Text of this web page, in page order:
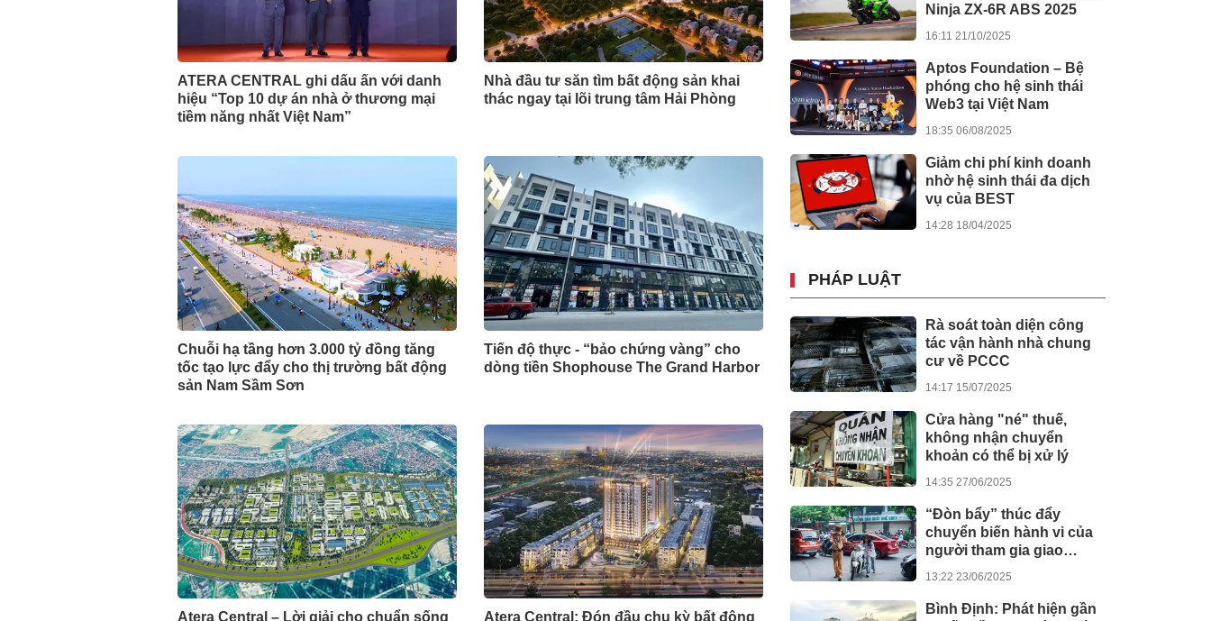
ATERA CENTRAL ghi dấu ấn với danh
hiệu “Top 10 dự án nhà ở thương mại
tiềm năng nhất Việt Nam”
Nhà đầu tư săn tìm bất động sản khai
thác ngay tại lõi trung tâm Hải Phòng
Chuỗi hạ tầng hơn 3.000 tỷ đồng tăng
tốc tạo lực đẩy cho thị trường bất động
sản Nam Sầm Sơn
Tiến độ thực - “bảo chứng vàng” cho
dòng tiền Shophouse The Grand Harbor
Atera Central – Lời giải cho chuẩn sống Atera Central: Đón đầu chu kỳ bất động
Ninja ZX-6R ABS 2025
16:11 21/10/2025
Aptos Foundation – Bệ
phóng cho hệ sinh thái
Web3 tại Việt Nam
18:35 06/08/2025
Giảm chi phí kinh doanh
nhờ hệ sinh thái đa dịch
vụ của BEST
14:28 18/04/2025
PHÁP LUẬT
Rà soát toàn diện công
tác vận hành nhà chung
cư về PCCC
14:17 15/07/2025
Cửa hàng "né" thuế,
không nhận chuyển
khoản có thể bị xử lý
14:35 27/06/2025
“Đòn bẩy” thúc đẩy
chuyển biến hành vi của
người tham gia giao
13:22 23/06/2025
Bình Định: Phát hiện gần